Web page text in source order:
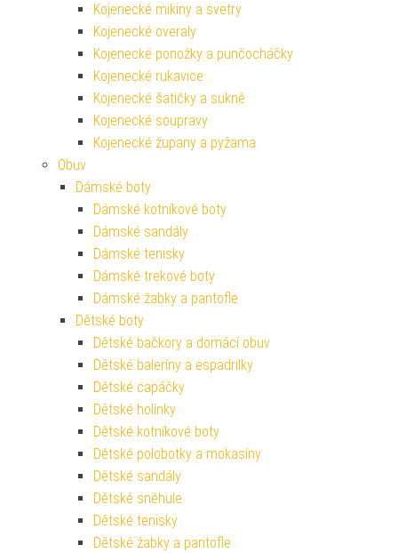
Kojenecké mikiny a svetry
Kojenecké overaly
Kojenecké ponožky a punčocháčky
Kojenecké rukavice
Kojenecké šatičky a sukně
Kojenecké soupravy
Kojenecké župany a pyžama
Obuv
Dámské boty
Dámské kotníkové boty
Dámské sandály
Dámské tenisky
Dámské trekové boty
Dámské žabky a pantofle
Dětské boty
Dětské bačkory a domácí obuv
Dětské baleríny a espadrilky
Dětské capáčky
Dětské holínky
Dětské kotníkové boty
Dětské polobotky a mokasíny
Dětské sandály
Dětské sněhule
Dětské tenisky
Dětské žabky a pantofle